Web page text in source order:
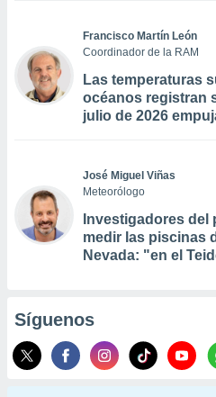
Francisco Martín León
Coordinador de la RAM
Las temperaturas
océanos registran
julio de 2026
José Miguel Viñas
Meteorólogo
Investigadores del
medir las piscinas
Nevada: "en el
Síguenos